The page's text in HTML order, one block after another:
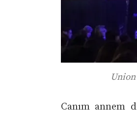
Canım annem